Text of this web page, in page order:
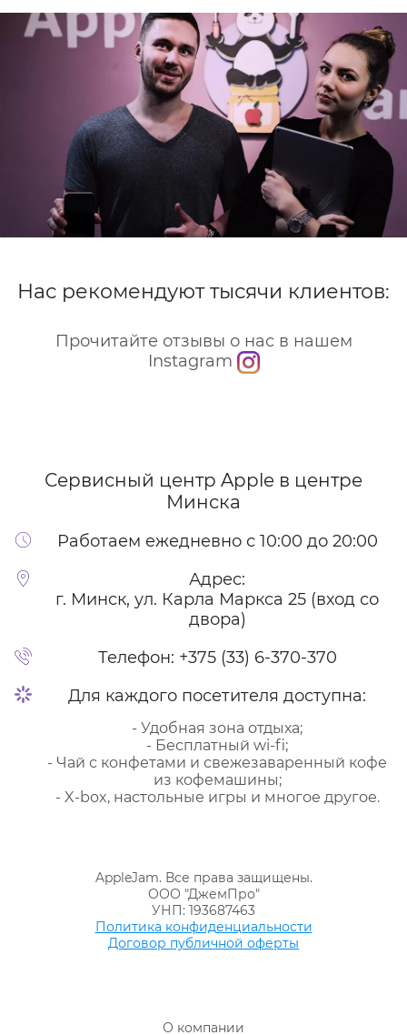
Нас рекомендуют тысячи клиентов:
Прочитайте отзывы о нас в нашем
Instagram
Сервисный центр Apple в центре
Минска
Работаем ежедневно с 10:00 до 20:00
Адрес:
г. Минск, ул. Карла Маркса 25 (вход со
двора)
Телефон: +375 (33) 6-370-370
Для каждого посетителя доступна:
- Удобная зона отдыха;
- Бесплатный wi-fi;
- Чай с конфетами и свежезаваренный кофе
из кофемашины;
- X-box, настольные игры и многое другое.
AppleJam. Все права защищены.
ООО "ДжемПро"
УНП: 193687463
Политика конфиденциальности
Договор публичной оферты
О компании